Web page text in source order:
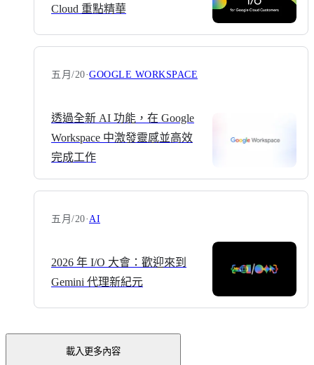
Cloud 重點精華
五月/20·GOOGLE WORKSPACE
透過全新 AI 功能，在 Google
Workspace 中激發靈感並高效
完成工作
五月/20·AI
2026 年 I/O 大會：歡迎來到
Gemini 代理新紀元
載入更多內容